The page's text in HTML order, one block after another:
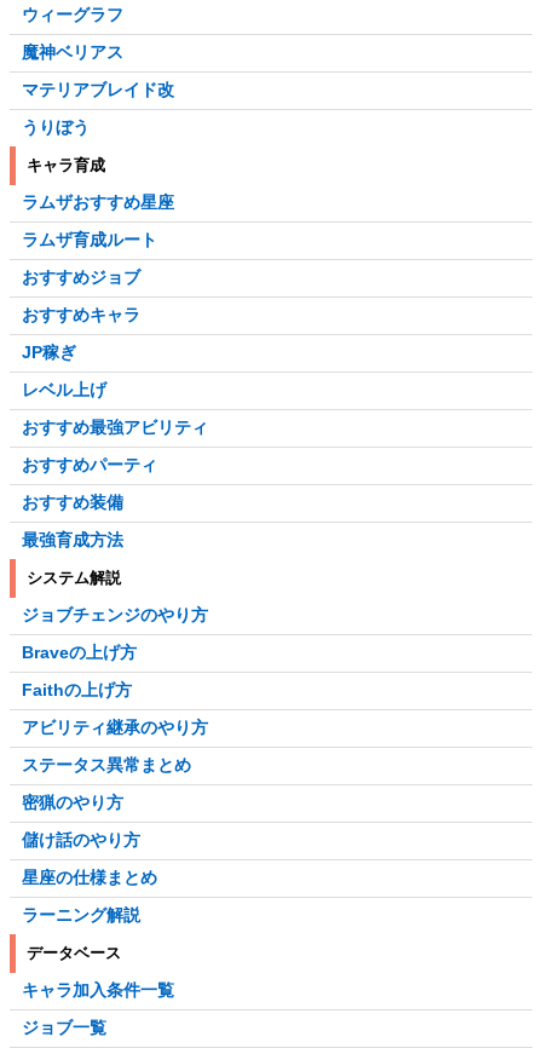
ウィーグラフ
魔神ベリアス
マテリアブレイド改
うりぼう
キャラ育成
ラムザおすすめ星座
ラムザ育成ルート
おすすめジョブ
おすすめキャラ
JP稼ぎ
レベル上げ
おすすめ最強アビリティ
おすすめパーティ
おすすめ装備
最強育成方法
システム解説
ジョブチェンジのやり方
Braveの上げ方
Faithの上げ方
アビリティ継承のやり方
ステータス異常まとめ
密猟のやり方
儲け話のやり方
星座の仕様まとめ
ラーニング解説
データベース
キャラ加入条件一覧
ジョブ一覧